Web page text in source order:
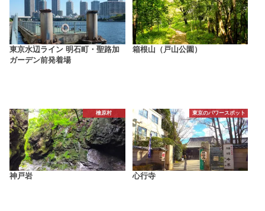
東京水辺ライン 明石町・聖路加
ガーデン前発着場
箱根山（戸山公園）
檜原村
神戸岩
東京のパワースポット
心行寺